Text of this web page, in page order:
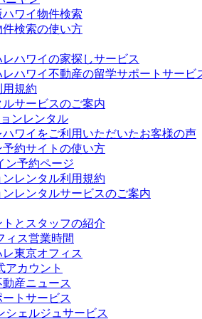
ハワイ物件検索
件検索の使い方
レハワイの家探しサービス
レハワイ不動産の留学サポートサービ
規約
サービスのご案内
ンレンタル
ハワイをご利用いただいたお客様の声
予約サイトの使い方
ン予約ページ
レンタル利用規約
レンタルサービスのご案内
とスタッフの紹介
ィス営業時間
レ東京オフィス
アカウント
産ニュース
トサービス
シェルジュサービス